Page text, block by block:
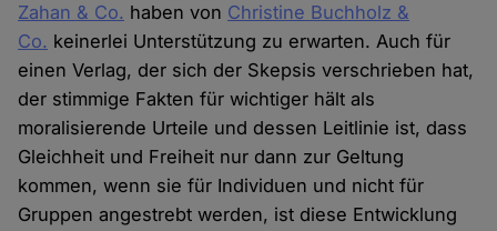
Zahan & Co. haben von Christine Buchholz &
Co. keinerlei Unterstützung zu erwarten. Auch für
einen Verlag, der sich der Skepsis verschrieben hat,
der stimmige Fakten für wichtiger hält als
moralisierende Urteile und dessen Leitlinie ist, dass
Gleichheit und Freiheit nur dann zur Geltung
kommen, wenn sie für Individuen und nicht für
Gruppen angestrebt werden, ist diese Entwicklung